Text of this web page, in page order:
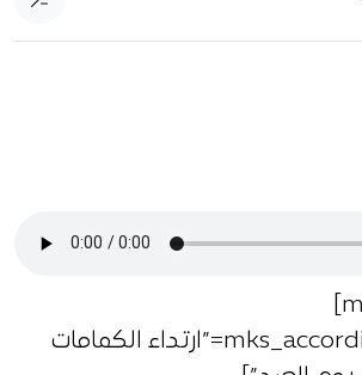
[mks_accordion_item title=”ارتداء الكمامات